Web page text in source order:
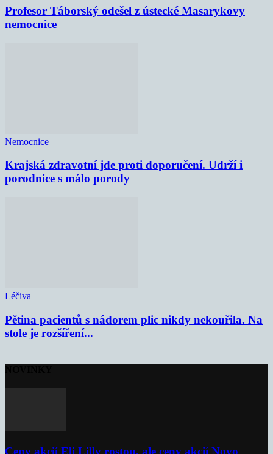
Profesor Táborský odešel z ústecké Masarykovy
nemocnice
Nemocnice
Krajská zdravotní jde proti doporučení. Udrží i
porodnice s málo porody
Léčiva
Pětina pacientů s nádorem plic nikdy nekouřila. Na
stole je rozšíření...
Ceny akcií Eli Lilly rostou, ale ceny akcií Novo